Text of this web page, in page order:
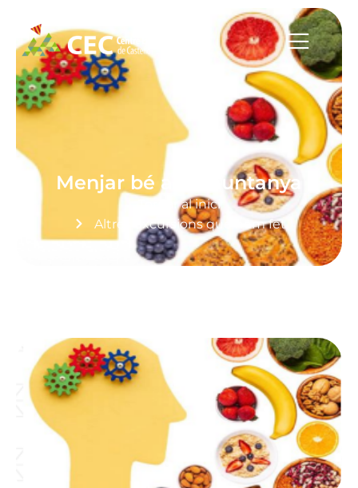
Menjar bé a la muntanya
Tornar al inici
Altres excursions que hem fet